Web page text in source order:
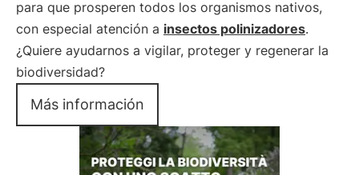
para que prosperen todos los organismos nativos,
con especial atención a insectos polinizadores.
¿Quiere ayudarnos a vigilar, proteger y regenerar la
biodiversidad?
Más información